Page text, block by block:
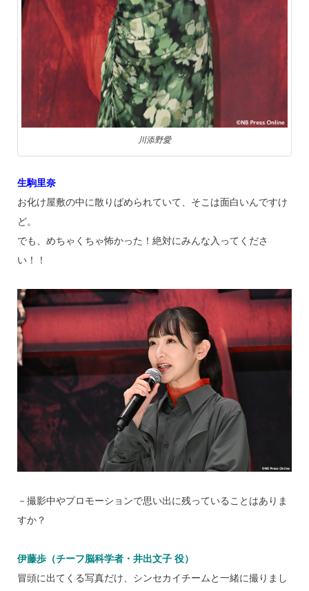
川添野愛
生駒里奈
お化け屋敷の中に散りばめられていて、そこは面白いんですけ
ど。
でも、めちゃくちゃ怖かった！絶対にみんな入ってくださ
い！！
－撮影中やプロモーションで思い出に残っていることはありま
すか？
伊藤歩（チーフ脳科学者・井出文子 役）
冒頭に出てくる写真だけ、シンセカイチームと一緒に撮りまし